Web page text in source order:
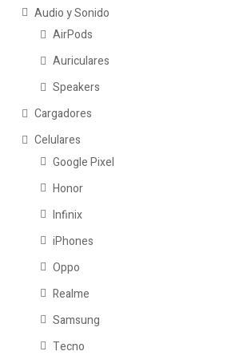
Audio y Sonido
AirPods
Auriculares
Speakers
Cargadores
Celulares
Google Pixel
Honor
Infinix
iPhones
Oppo
Realme
Samsung
Tecno